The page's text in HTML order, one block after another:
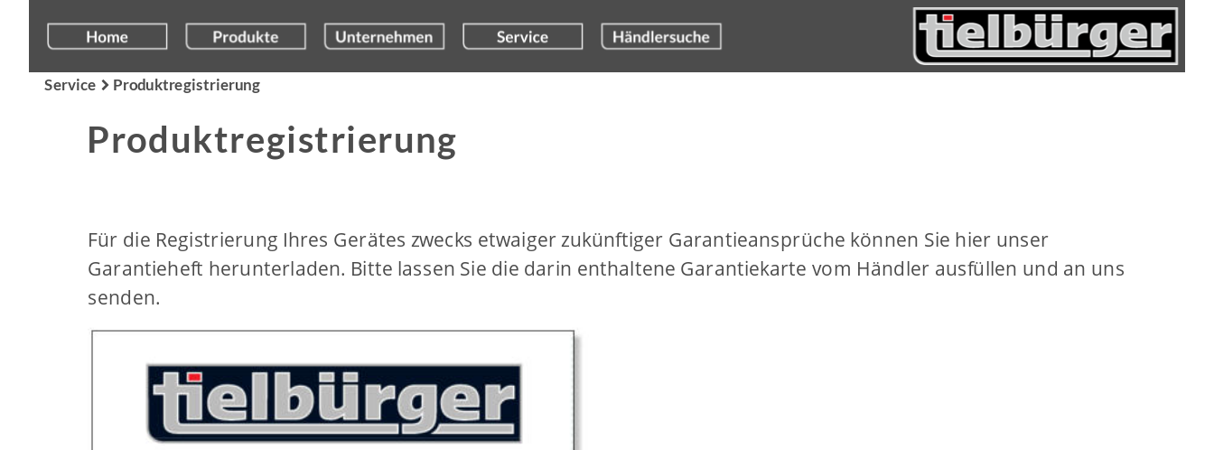
Produktregistrierung
Service Produktregistrierung

Für die Registrierung Ihres Gerätes zwecks etwaiger zukünftiger Garantieansprüche können Sie hier unser
Garantieheft herunterladen. Bitte lassen Sie die darin enthaltene Garantiekarte vom Händler ausfüllen und an uns
senden.